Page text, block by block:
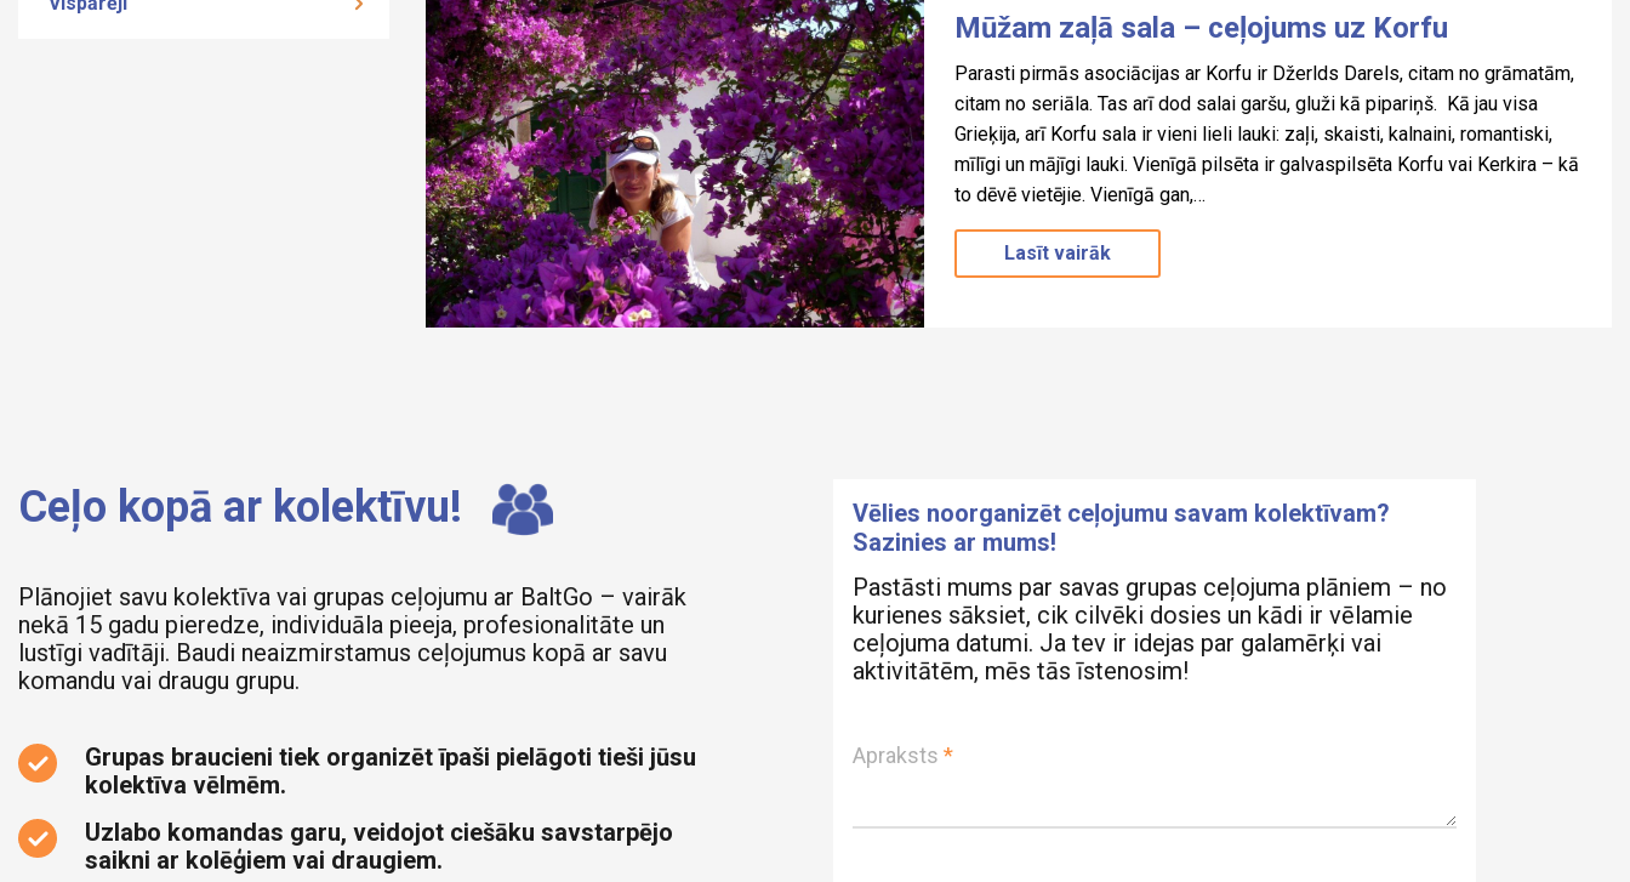
Mūžam zaļā sala – ceļojums uz Korfu
Parasti pirmās asociācijas ar Korfu ir Džerlds Darels, citam no grāmatām,
citam no seriāla. Tas arī dod salai garšu, gluži kā pipariņš. Kā jau visa
Grieķija, arī Korfu sala ir vieni lieli lauki: zaļi, skaisti, kalnaini, romantiski,
mīlīgi un mājīgi lauki. Vienīgā pilsēta ir galvaspilsēta Korfu vai Kerkira – kā
to dēvē vietējie. Vienīgā gan,…
Lasīt vairāk
Ceļo kopā ar kolektīvu!
Plānojiet savu kolektīva vai grupas ceļojumu ar BaltGo – vairāk
nekā 15 gadu pieredze, individuāla pieeja, profesionalitāte un
lustīgi vadītāji. Baudi neaizmirstamus ceļojumus kopā ar savu
komandu vai draugu grupu.
Grupas braucieni tiek organizēt īpaši pielāgoti tieši jūsu
kolektīva vēlmēm.
Uzlabo komandas garu, veidojot ciešāku savstarpējo
saikni ar kolēģiem vai draugiem.
Vēlies noorganizēt ceļojumu savam kolektīvam?
Sazinies ar mums!
Pastāsti mums par savas grupas ceļojuma plāniem – no
kurienes sāksiet, cik cilvēki dosies un kādi ir vēlamie
ceļojuma datumi. Ja tev ir idejas par galamērķi vai
aktivitātēm, mēs tās īstenosim!
Apraksts *